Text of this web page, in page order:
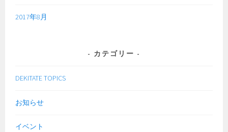
2017年8月
カテゴリー
DEKITATE TOPICS
お知らせ
イベント